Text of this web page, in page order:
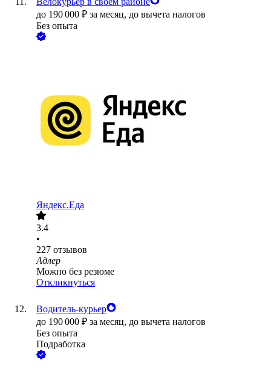
до 190 000 ₽ за месяц, до вычета налогов
Без опыта
Яндекс.Еда
3.4
•
227 отзывов
Адлер
Можно без резюме
Откликнуться
Водитель-курьер
до 190 000 ₽ за месяц, до вычета налогов
Без опыта
Подработка